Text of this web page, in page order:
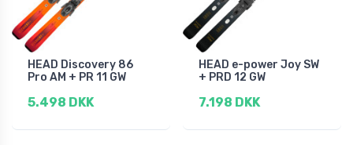
HEAD Discovery 86
Pro AM + PR 11 GW
5.498 DKK
HEAD e-power Joy SW
+ PRD 12 GW
7.198 DKK